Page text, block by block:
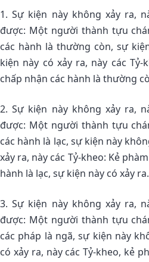
1. Sự kiện này không xảy ra,
được: Một người thành tựu
các hành là thường còn, sự
kiện này có xảy ra, này các
chấp nhận các hành là thường
2. Sự kiện này không xảy ra,
được: Một người thành tựu
các hành là lạc, sự kiện này
xảy ra, này các Tỷ-kheo: Kẻ
hành là lạc, sự kiện này có xảy ra.
3. Sự kiện này không xảy ra,
được: Một người thành tựu
các pháp là ngã, sự kiện này
có xảy ra, này các Tỷ-kheo, kẻ